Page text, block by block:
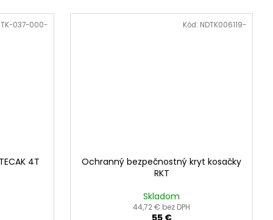
4T
TK-037-000-
Ochranný bezpečnostný kryt kosačky
RKT
Skladom
44,72 € bez DPH
55 €
Kód: NDTK006119-